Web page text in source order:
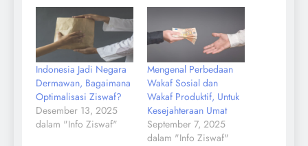
Indonesia Jadi Negara
Dermawan, Bagaimana
Optimalisasi Ziswaf?
Desember 13, 2025
dalam "Info Ziswaf"
Mengenal Perbedaan
Wakaf Sosial dan
Wakaf Produktif, Untuk
Kesejahteraan Umat
September 7, 2025
dalam "Info Ziswaf"